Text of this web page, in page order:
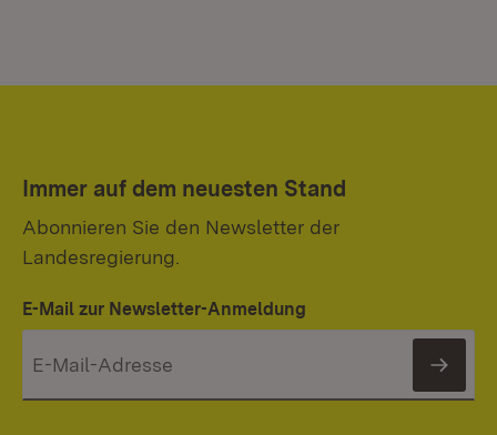
Immer auf dem neuesten Stand
Abonnieren Sie den Newsletter der
Landesregierung.
E-Mail zur Newsletter-Anmeldung